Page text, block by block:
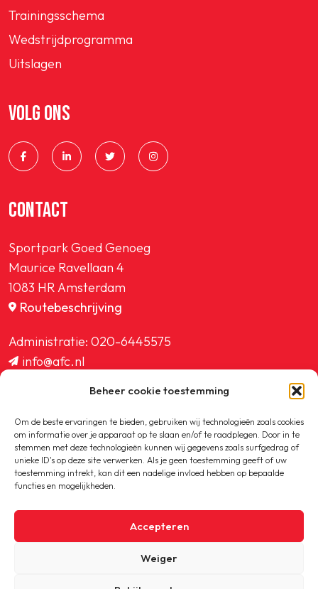
Beheer cookie toestemming
Om de beste ervaringen te bieden, gebruiken wij technologieën zoals cookies
om informatie over je apparaat op te slaan en/of te raadplegen. Door in te
stemmen met deze technologieën kunnen wij gegevens zoals surfgedrag of
unieke ID's op deze site verwerken. Als je geen toestemming geeft of uw
toestemming intrekt, kan dit een nadelige invloed hebben op bepaalde
functies en mogelijkheden.
Accepteren
Weiger
Trainingsschema
Wedstrijdprogramma
Uitslagen
VOLG ONS
CONTACT
Sportpark Goed Genoeg
Maurice Ravellaan 4
1083 HR Amsterdam
Routebeschrijving
Administratie: 020-6445575
info@afc.nl
ledenadministratie@afc.nl
Copyright © 2020-2026 AFC
Privacybeleid